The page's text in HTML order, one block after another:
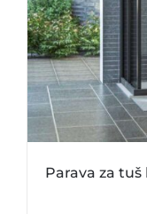
Parava za tuš